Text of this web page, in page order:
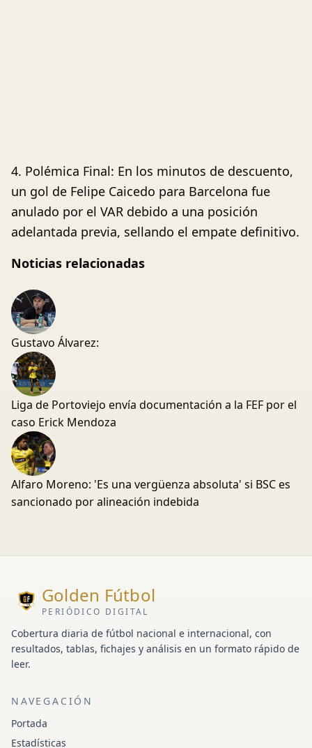
4. Polémica Final: En los minutos de descuento,
un gol de Felipe Caicedo para Barcelona fue
anulado por el VAR debido a una posición
adelantada previa, sellando el empate definitivo.
Noticias relacionadas
Gustavo Álvarez:
Liga de Portoviejo envía documentación a la FEF por el
caso Erick Mendoza
Alfaro Moreno: 'Es una vergüenza absoluta' si BSC es
sancionado por alineación indebida
Golden Fútbol
PERIÓDICO DIGITAL
Cobertura diaria de fútbol nacional e internacional, con
resultados, tablas, fichajes y análisis en un formato rápido de
leer.
NAVEGACIÓN
Portada
Estadísticas